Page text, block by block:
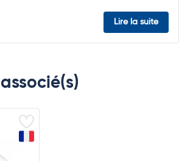
Lire la suite